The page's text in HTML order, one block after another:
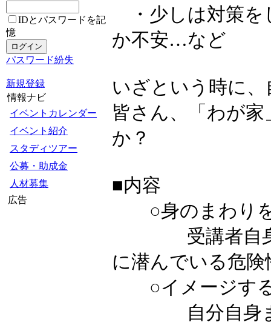
IDとパスワードを記
憶
パスワード紛失
新規登録
情報ナビ
イベントカレンダー
イベント紹介
スタディツアー
公募・助成金
人材募集
広告
・少しは対策を
か不安…など
いざという時に
皆さん、「わが
か？
■内容
○身のまわり
受講者自身の
に潜んでいる危
○イメージす
自分自身また